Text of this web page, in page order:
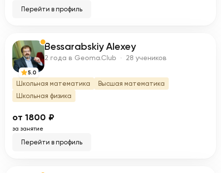
Перейти в профиль
B
5.0
Bessarabskiy Alexey
2 года в Geoma.Club · 28 учеников
Школьная математика
Высшая математика
Школьная физика
от 1800 ₽
за занятие
Перейти в профиль